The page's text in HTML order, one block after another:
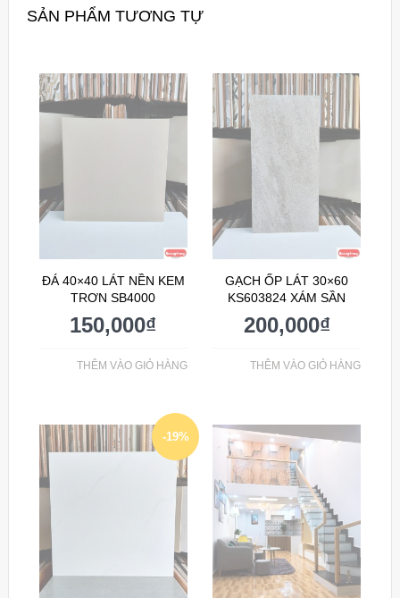
SẢN PHẨM TƯƠNG TỰ
ĐÁ 40×40 LÁT NỀN KEM
TRƠN SB4000
150,000₫
THÊM VÀO GIỎ HÀNG
GẠCH ỐP LÁT 30×60
KS603824 XÁM SẦN
200,000₫
THÊM VÀO GIỎ HÀNG
-19%